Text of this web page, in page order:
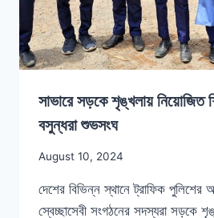
সাভারে সড়কে শৃঙ্খলায় নিয়োজিত
বসুন্ধরা শুভসংঘ
August 10, 2024
দেশের বিভিন্ন স্থানে ট্রাফিক পুলিশের
স্বেচ্ছাসেবী সংগঠনের সদস্যরা সড়কে